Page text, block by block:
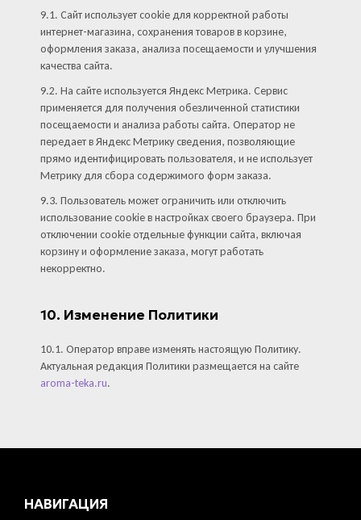
9.1. Сайт использует cookie для корректной работы
интернет-магазина, сохранения товаров в корзине,
оформления заказа, анализа посещаемости и улучшения
качества сайта.
9.2. На сайте используется Яндекс Метрика. Сервис
применяется для получения обезличенной статистики
посещаемости и анализа работы сайта. Оператор не
передает в Яндекс Метрику сведения, позволяющие
прямо идентифицировать пользователя, и не использует
Метрику для сбора содержимого форм заказа.
9.3. Пользователь может ограничить или отключить
использование cookie в настройках своего браузера. При
отключении cookie отдельные функции сайта, включая
корзину и оформление заказа, могут работать
некорректно.
10. Изменение Политики
10.1. Оператор вправе изменять настоящую Политику.
Актуальная редакция Политики размещается на сайте
aroma-teka.ru.
НАВИГАЦИЯ